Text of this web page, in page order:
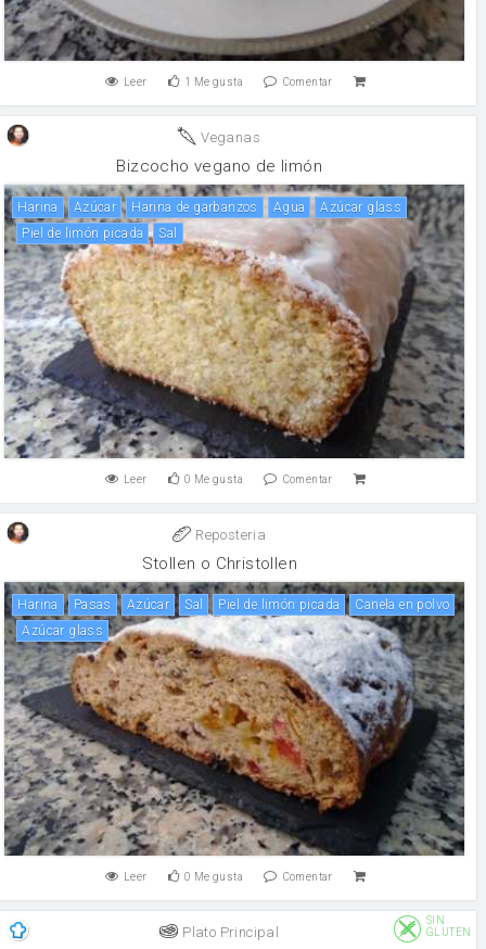
Leer 1 Me gusta Comentar
Veganas
Bizcocho vegano de limón
harina Azúcar Harina de garbanzos agua
Azúcar glass
piel de limón picada
sal
Leer 0 Me gusta Comentar
Reposteria
Stollen o Christollen
harina pasas Azúcar sal piel de limón picada
canela en polvo
Azúcar glass
Leer 0 Me gusta Comentar
Plato Principal
SIN
GLUTEN